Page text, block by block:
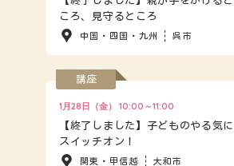
ころ、見守るところ
中国・四国・九州 呉市
講座
1月28日（金） 10:00～11:00
【終了しました】子どものやる気に
スイッチオン！
関東・甲信越 大和市